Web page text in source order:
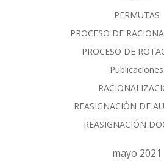
PERMUTAS
PROCESO DE
PROCESO DE
Publicaciones
REASIGNACIÓN DE
REASIGNACIÓN
mayo 2021